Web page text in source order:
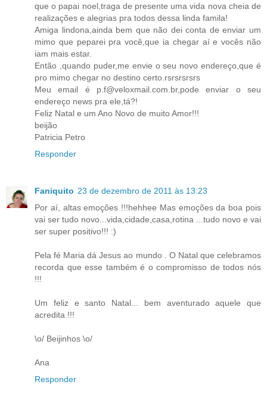
que o papai noel,traga de presente uma vida nova cheia de
realizações e alegrias pra todos dessa linda famila!
Amiga lindona,ainda bem que não dei conta de enviar um
mimo que peparei pra você,que ia chegar aí e vocês não
iam mais estar.
Então ,quando puder,me envie o seu novo endereço,que é
pro mimo chegar no destino certo.rsrsrsrsrs
Meu email é p.f@veloxmail.com.br,pode enviar o seu
endereço news pra ele,tá?!
Feliz Natal e um Ano Novo de muito Amor!!!
beijão
Patricia Petro
Responder
Faniquito 23 de dezembro de 2011 às 13:23
Por aí, altas emoções !!!hehhee Mas emoções da boa pois
vai ser tudo novo...vida,cidade,casa,rotina ...tudo novo e vai
ser super positivo!!! :)
Pela fé Maria dá Jesus ao mundo . O Natal que celebramos
recorda que esse também é o compromisso de todos nós
!!!
Um feliz e santo Natal... bem aventurado aquele que
acredita !!!
\o/ Beijinhos \o/
Ana
Responder